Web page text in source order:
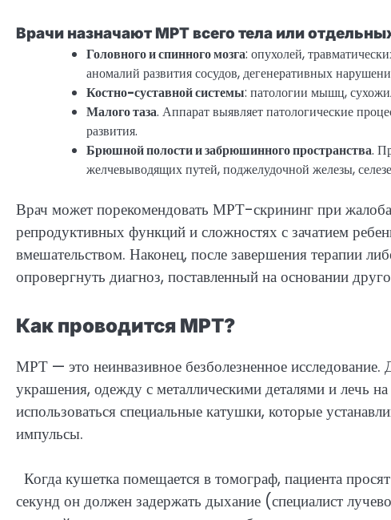
Врачи назначают МРТ всего тела или
Головного и спинного мозга: опухолей,
аномалий развития сосудов, дегенеративных
Костно-суставной системы: патологии мышц,
Малого таза. Аппарат выявляет патологические
развития.
Брюшной полости и забрюшинного пространства.
желчевыводящих путей, поджелудочной железы,
Врач может порекомендовать МРТ-скрининг при
репродуктивных функций и сложностях с зачатием
вмешательством. Наконец, после завершения терапии
опровергнуть диагноз, поставленный на основании
Как проводится МРТ?
МРТ — это неинвазивное безболезненное исследование.
украшения, одежду с металлическими деталями и лечь
использоваться специальные катушки, которые
импульсы.
Когда кушетка помещается в томограф, пациента
секунд он должен задержать дыхание (специалист